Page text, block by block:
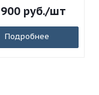
руб./шт
Подробнее